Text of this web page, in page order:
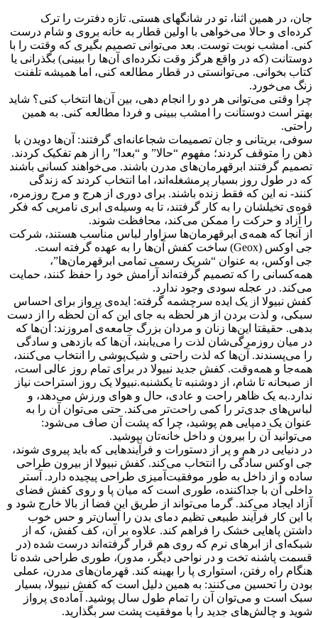
جان، در همین اثنا، تو در شانگهای هستی. تازه دفترت را ترک
کرده‌ای و حالا می‌خواهی با اولین قطار به خانه بروی و شام درست
کنی. امشب نوبت توست. بعد می‌توانی تصمیم بگیری که وقتت را با
دوستانت (که در واقع هرگز وقت نکرده‌ای آن‌ها را ببینی) بگذرانی یا
کتاب بخوانی. می‌توانستی در قطار مطالعه کنی، اما همیشه تلفنت
زنگ می‌خورد.
چرا وقتی می‌توانی هر دو را انجام دهی، بین آن‌ها انتخاب کنی؟ شاید
بهتر است دوستانت را امشب ببینی و فردا مطالعه کنی. به همین
راحتی.
سوفی، بریتانی و جان تصمیمات شجاعانه‌ای گرفتند: آن‌ها دویدن با
ذهن را متوقف کردند؛ مفهوم “حالا” و “بعدا” را از هم تفکیک کردند.
تصمیم گرفتند ابرقهرمان‌های مدرن باشند. می‌خواهند کسانی باشند
که در طول روز بسیار پرمشغله‌اند، اما انتخاب کردند که زندگی
کنند- نه این که فقط زنده باشند. برای دوری از هرج و مرج روزمره،
قوه‌ی تخیلشان را به کار گرفتند، تا به وسیله‌ی ابری نامریی که فکر
را آزاد و حرکت را ممکن می‌کند، محافظت شوند.
از آنجا که همه‌ی ابرقهرمان‌ها سزاوار لباس مناسب هستند، شرکت
جی اوکس (Geox) ساخت کفش آن‌ها را به عهده گرفته است.
جی اوکس، به عنوان “شریک رسمی تمامی ابرقهرمان‌ها”،
همه‌کسانی را که تصمیم گرفته‌اند آرامش خود را حفظ کنند، حمایت
می‌کند. در عجله سودی وجود ندارد.
کفش نبیولا از یک ایده سرچشمه گرفته: ایده‌ی پرواز برای احساس
سبکی، و لذت بردن از هر لحظه به جای این که آن لحظه را از دست
بدهی. حقیقتا این‌ها زنان و مردان بزرگ جامعه‌ی امروزند: آن‌ها که
در میان روزمرگی‌شان لذت را می‌یابند، آن‌ها که بازدهی و سادگی
را می‌پسندند. آن‌ها که لذت‌ راحتی و شیک‌پوشی را انتخاب می‌کنند،
همه‌جا و همه‌وقت. کفش جدید نبیولا در برای تمام روز عالی است،
از صبحانه تا شام، از دوشنبه تا یکشنبه.نبیولا یک روز استراحت نیاز
ندارد.به یک ظاهر راحت و عادی، حال و هوای ورزش می‌دهد، و
لباس‌های جدی‌تر را کمی راحت‌تر می‌کند. حتی می‌توان آن را به
عنوان یک دمپایی هم پوشید، چرا که پشت آن صاف می‌شود:
می‌توانید آن را بیرون و داخل خانه‌تان بپوشید.
در دنیایی در هم و پر از دستورات و فرآیندهایی که باید پیروی شوند،
جی اوکس سادگی را انتخاب می‌کند. کفش نبیولا از بیرون طراحی
ساده‌ و از داخل به طور موفقیت‌آمیزی طراحی پیچیده دارد. آستر
داخلی آن با جداکننده، طوری است که میان پا و روی کفش فضای
آزاد ایجاد می‌کند. گرما می‌تواند از طریق این فضا از بالا خارج شود و
با این کار فرآیند طبیعی تظیم دمای بدن را آسان‌تر و حس خوب
داشتن پاهایی خشک را فراهم کند. علاوه بر آن، کف کفش، که از
شبکه‌ای از ابرهای نرم که روی هم قرار گرفته‌اند درست شده (در
قسمت پاشنه تخت و در نواحی دیگر، مدور)، طوری طراحی شده تا
هنگام راه رفتن، استواری پا را بهینه کند. قهرمان‌های مدرن، عملی
بودن را تحسین می‌کنند: به همین دلیل است که کفش نبیولا، بسیار
سبک است و می‌توان آن را تمام طول سال پوشید. آماده‌ی پرواز
شوید و چالش‌های جدید را با موفقیت پشت سر بگذارید.